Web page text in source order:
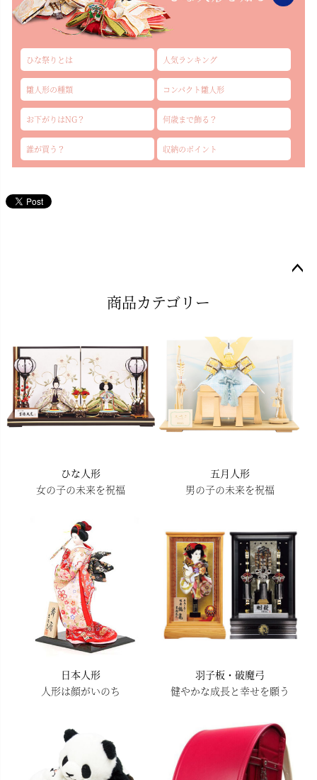
ひな祭りとは 人気ランキング
雛人形の種類 コンパクト雛人形
お下がりはNG？ 何歳まで飾る？
誰が買う？ 収納のポイント
商品カテゴリー
ひな人形
女の子の未来を祝福
五月人形
男の子の未来を祝福
日本人形
人形は顔がいのち
羽子板・破魔弓
健やかな成長と幸せを願う